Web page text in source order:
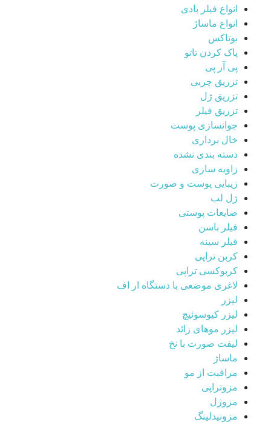
انواع فیلر بادی
انواع ماساژ
بوتاکس
پاک کردن تاتو
پی آر پی
تزریق چربی
تزریق ژل
تزریق فیلر
جوانسازی پوست
خال برداری
دسته بندی نشده
زاویه سازی
زیبایی پوست و صورت
ژل لب
ضایعات پوستی
فیلر باسن
فیلر سینه
کربن تراپی
کربوکسی تراپی
لاغری موضعی با دستگاه ار اف
لیزر
لیزر کیوسوئیچ
لیزر موهای زائد
لیفت صورت با نخ
ماساژ
مراقبت از مو
مزوتراپی
مزوژل
مزونیدلینگ